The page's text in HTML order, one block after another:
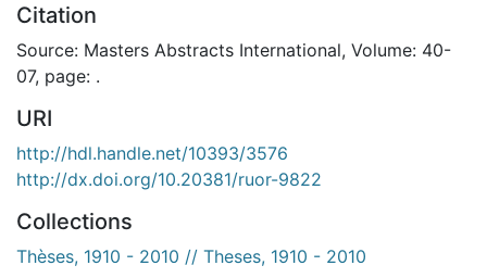
Citation
Source: Masters Abstracts International, Volume: 40-
07, page: .
URI
http://hdl.handle.net/10393/3576
http://dx.doi.org/10.20381/ruor-9822
Collections
Thèses, 1910 - 2010 // Theses, 1910 - 2010